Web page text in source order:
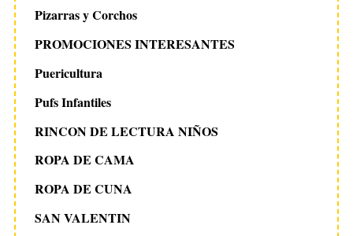
Pizarras y Corchos
PROMOCIONES INTERESANTES
Puericultura
Pufs Infantiles
RINCON DE LECTURA NIÑOS
ROPA DE CAMA
ROPA DE CUNA
SAN VALENTIN